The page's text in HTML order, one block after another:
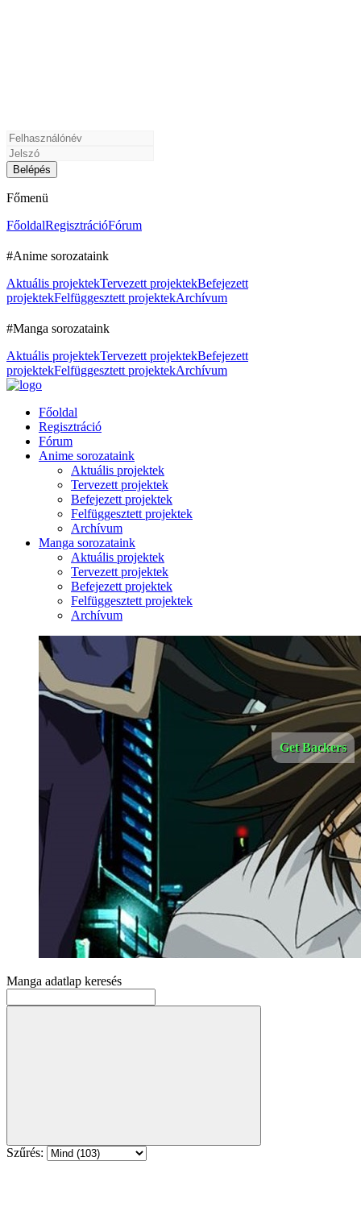
Főmenü
FőoldalRegisztrációFórum
#Anime sorozataink
Aktuális projektekTervezett projektekBefejezett
projektekFelfüggesztett projektekArchívum
#Manga sorozataink
Aktuális projektekTervezett projektekBefejezett
projektekFelfüggesztett projektekArchívum
Főoldal
Regisztráció
Fórum
Anime sorozataink
Aktuális projektek
Tervezett projektek
Befejezett projektek
Felfüggesztett projektek
Archívum
Manga sorozataink
Aktuális projektek
Tervezett projektek
Befejezett projektek
Felfüggesztett projektek
Archívum
Get Backers
Manga adatlap keresés
Szűrés: